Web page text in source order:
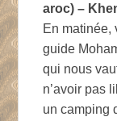
aroc) –
En matinée,
guide
qui nous
n’avoir pas
un camping